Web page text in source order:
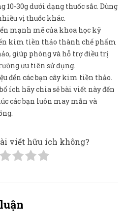
10-30g dưới dạng thuốc sắc. Dùng
vị thuốc khác.
mạnh mẽ của khoa học kỹ
kim tiền thảo thành chế phẩm
giúp phòng và hỗ trợ điều trị
ưu tiên sử dụng.
đến các bạn cây kim tiền thảo.
ích hãy chia sẻ bài viết này đến
các bạn luôn may mắn và
viết hữu ích không?